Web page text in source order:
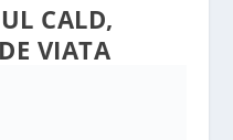
CALD,
VIATA